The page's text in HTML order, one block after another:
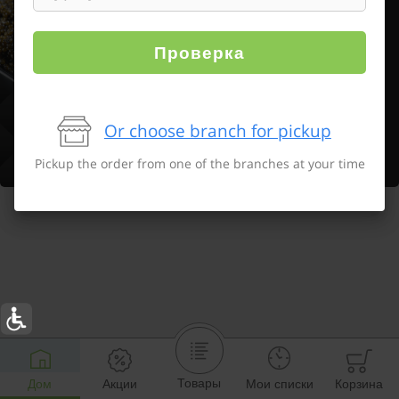
Дом Акции Товары Мои списки Корзина
Проверка
Or choose branch for pickup
Pickup the order from one of the branches at your time